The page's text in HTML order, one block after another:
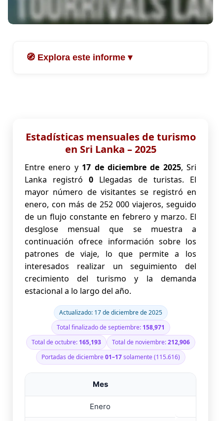
🧭 Explora este informe ▾
enero a septiembre de 2025
Visitas mensuales procedentes de India 🇮🇳 –
Visitas mensuales desde Rusia 🇷🇺 – Enero a
agosto de 2025
Visitas mensuales procedentes del Reino Unido
🇬🇧 – de enero a agosto de 2025
Visitas mensuales procedentes de China 🇨🇳 –
enero a agosto de 2025
Visitas mensuales desde Alemania 🇩🇪 – Enero
a agosto de 2025
Visitas mensuales desde Australia 🇦🇺 – de
enero a agosto de 2025
Visitas mensuales desde Francia 🇫🇷 – Enero a
agosto de 2025
Visitas mensuales procedentes de Estados
Unidos 🇺🇸 – enero a agosto de 2025
Promedio diario de llegadas de turistas – enero
a agosto de 2025
Desglose del mercado de origen regional
Llegadas de turistas según el motivo de la visita
– enero a agosto de 2025
Estadísticas mensuales de turismo
en Sri Lanka – 2025
Entre enero y 17 de diciembre de 2025, Sri
Lanka registró 0 Llegadas de turistas. El
mayor número de visitantes se registró en
enero, con más de 252 000 viajeros, seguido
de un flujo constante en febrero y marzo. El
desglose mensual que se muestra a
continuación ofrece información sobre los
patrones de viaje, lo que permite a los
interesados realizar un seguimiento del
crecimiento del turismo y la demanda
estacional a lo largo del año.
Actualizado: 17 de diciembre de 2025
Total finalizado de septiembre: 158,971
Total de octubre: 165,193 Total de noviembre:212,906
Portadas de diciembre01–17solamente (115.616)
Mes
Enero